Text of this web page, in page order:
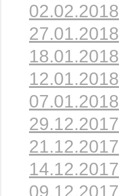
02.02.2018
27.01.2018
18.01.2018
12.01.2018
07.01.2018
29.12.2017
21.12.2017
14.12.2017
09.12.2017